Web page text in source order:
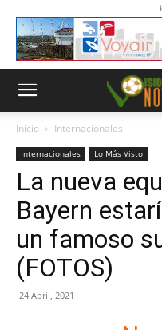
Inicio Internacionales
Internacionales Lo Más Visto
La nueva
Bayern
un famoso
(FOTOS)
24 April, 2021